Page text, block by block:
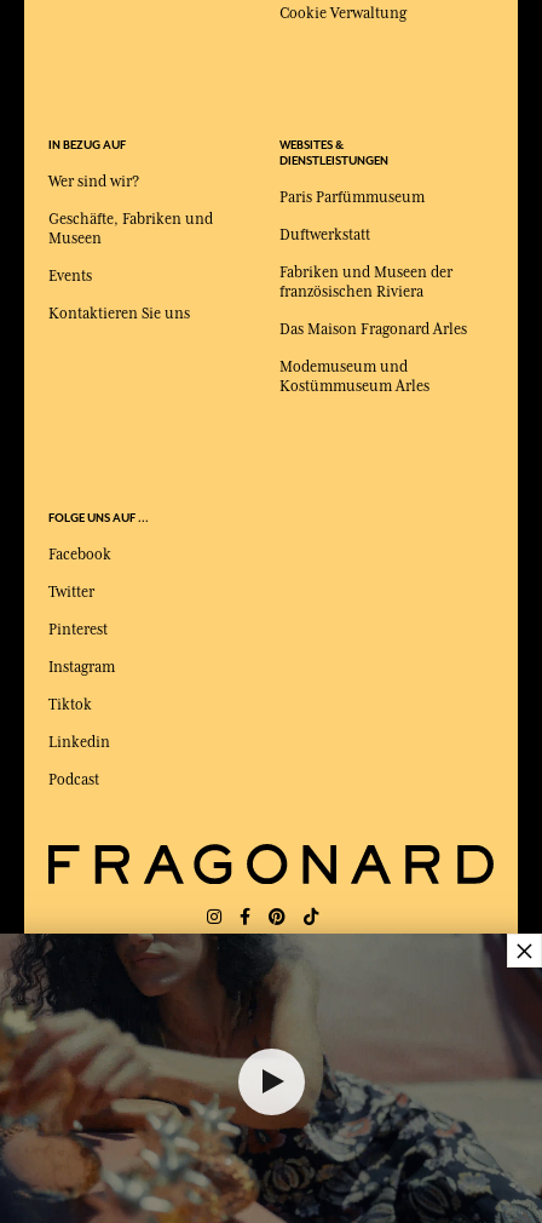
$ 95.00
1
DEM WARENKORB HINZUFÜGEN
Cookie Verwaltung
WEBSITES &
DIENSTLEISTUNGEN
Paris Parfümmuseum
Duftwerkstatt
Fabriken und Museen der
französischen Riviera
Das Maison Fragonard Arles
Modemuseum und
Kostümmuseum Arles
IN BEZUG AUF
Wer sind wir?
Geschäfte, Fabriken und
Museen
Events
Kontaktieren Sie uns
FOLGE UNS AUF ...
Facebook
Twitter
Pinterest
Instagram
Tiktok
Linkedin
Podcast
LIEFERUNG: US
ZUM BESTEN ONLINE-COMMERCE-SITE
2025 vom Magazin Capital gewählt
×